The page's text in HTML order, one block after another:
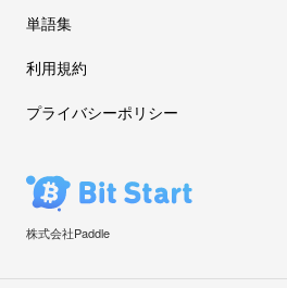
単語集
利用規約
プライバシーポリシー
株式会社Paddle